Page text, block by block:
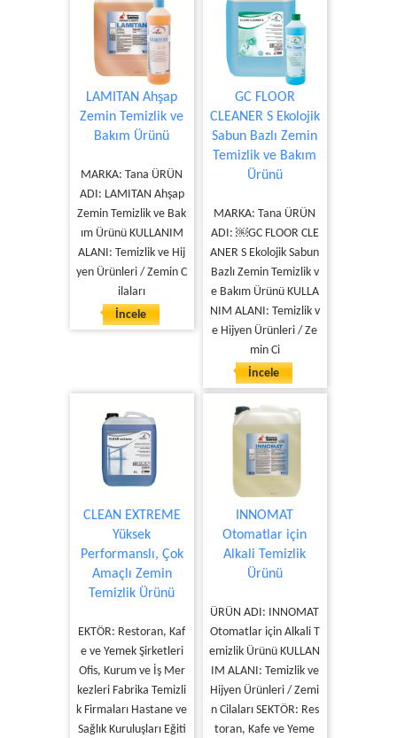
LAMITAN Ahşap
Zemin Temizlik ve
Bakım Ürünü
MARKA: Tana ÜRÜN
ADI: LAMITAN Ahşap
Zemin Temizlik ve Bak
ım Ürünü KULLANIM
ALANI: Temizlik ve Hij
yen Ürünleri / Zemin C
ilaları
İncele
GC FLOOR
CLEANER S Ekolojik
Sabun Bazlı Zemin
Temizlik ve Bakım
Ürünü
MARKA: Tana ÜRÜN
ADI: ￼GC FLOOR CLE
ANER S Ekolojik Sabun
Bazlı Zemin Temizlik v
e Bakım Ürünü KULLA
NIM ALANI: Temizlik v
e Hijyen Ürünleri / Ze
min Ci
İncele
CLEAN EXTREME
Yüksek
Performanslı, Çok
Amaçlı Zemin
Temizlik Ürünü
EKTÖR: Restoran, Kaf
e ve Yemek Şirketleri
Ofis, Kurum ve İş Mer
kezleri Fabrika Temizli
k Firmaları Hastane ve
Sağlık Kuruluşları Eğiti
INNOMAT
Otomatlar için
Alkali Temizlik
Ürünü
ÜRÜN ADI: INNOMAT
Otomatlar için Alkali T
emizlik Ürünü KULLAN
IM ALANI: Temizlik ve
Hijyen Ürünleri / Zemi
n Cilaları SEKTÖR: Res
toran, Kafe ve Yeme